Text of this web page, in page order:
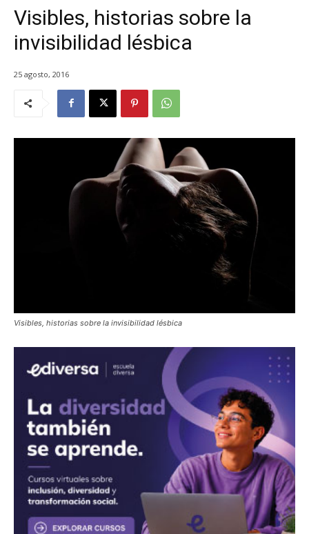
Visibles, historias sobre la
invisibilidad lésbica
25 agosto, 2016
Visibles, historias sobre la invisibilidad lésbica